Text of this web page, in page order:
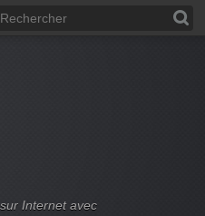
Internet avec